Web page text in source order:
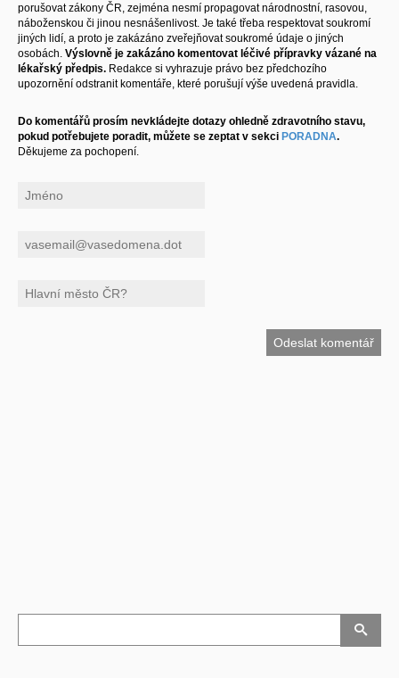
porušovat zákony ČR, zejména nesmí propagovat národnostní, rasovou,
náboženskou či jinou nesnášenlivost. Je také třeba respektovat soukromí
jiných lidí, a proto je zakázáno zveřejňovat soukromé údaje o jiných
osobách. Výslovně je zakázáno komentovat léčivé přípravky vázané na
lékařský předpis. Redakce si vyhrazuje právo bez předchozího
upozornění odstranit komentáře, které porušují výše uvedená pravidla.
Do komentářů prosím nevkládejte dotazy ohledně zdravotního stavu,
pokud potřebujete poradit, můžete se zeptat v sekci PORADNA.
Děkujeme za pochopení.